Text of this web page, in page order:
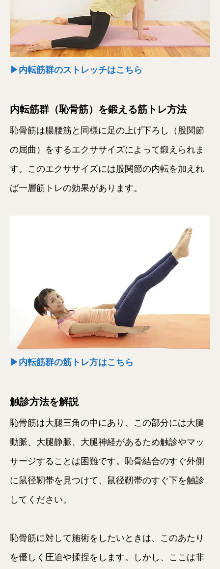
▶内転筋群のストレッチはこちら
内転筋群（恥骨筋）を鍛える筋トレ方法
恥骨筋は腸腰筋と同様に足の上げ下ろし（股関節
の屈曲）をするエクササイズによって鍛えられま
す。このエクササイズには股関節の内転を加えれ
ば一層筋トレの効果があります。
▶内転筋群の筋トレ方はこちら
触診方法を解説
恥骨筋は大腿三角の中にあり、この部分には大腿
動脈、大腿静脈、大腿神経があるため触診やマッ
サージすることは困難です。恥骨結合のすぐ外側
に鼠径靭帯を見つけて、鼠径靭帯のすぐ下を触診
してください。
恥骨筋に対して施術をしたいときは、このあたり
を優しく圧迫や揉捏をします。しかし、ここは非